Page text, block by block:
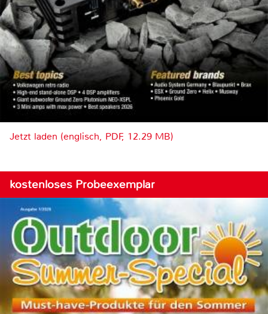
Jetzt laden (englisch, PDF, 12.29 MB)
kostenloses Probeexemplar